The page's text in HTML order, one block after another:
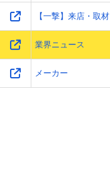
【一撃】来店・取材
業界ニュース
メーカー